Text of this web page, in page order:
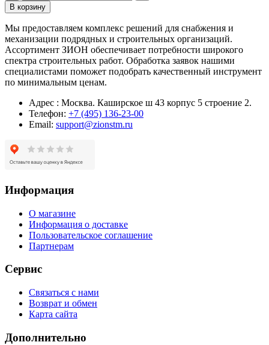
В корзину
Мы предоставляем комплекс решений для снабжения и
механизации подрядных и строительных организаций.
Ассортимент ЗИОН обеспечивает потребности широкого
спектра строительных работ. Обработка заявок нашими
специалистами поможет подобрать качественный инструмент
по минимальным ценам.
Адрес : Москва. Каширское ш 43 корпус 5 строение 2.
Телефон: +7 (495) 136-23-00
Email: support@zionstm.ru
Информация
О магазине
Информация о доставке
Пользовательское соглашение
Партнерам
Сервис
Связаться с нами
Возврат и обмен
Карта сайта
Дополнительно